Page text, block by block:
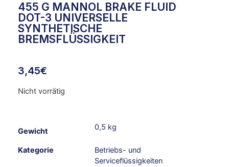
455 G MANNOL BRAKE FLUID
DOT-3 UNIVERSELLE
SYNTHETISCHE
BREMSFLÜSSIGKEIT
3,45€
Nicht vorrätig
Gewicht 0,5 kg
Kategorie
Betriebs- und
Serviceflüssigkeiten